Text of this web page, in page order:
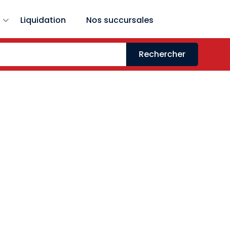
Liquidation Nos succursales
Rechercher